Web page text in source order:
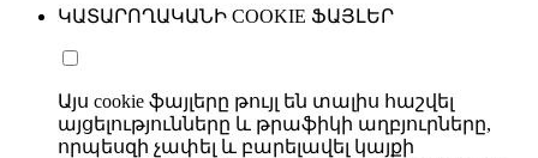
ԿԱՏԱՐՈՂԱԿԱՆԻ COOKIE ՖԱՅԼԵՐ
Այս cookie ֆայլերը թույլ են տալիս հաշվել
այցելությունները և թրաֆիկի աղբյուրները,
որպեսզի չափել և բարելավել կայքի